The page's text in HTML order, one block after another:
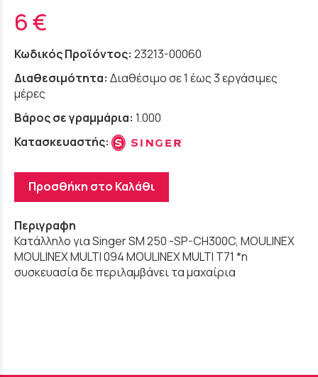
6 €
Κωδικός Προϊόντος: 23213-00060
Διαθεσιμότητα: Διαθέσιμο σε 1 έως 3 εργάσιμες
μέρες
Βάρος σε γραμμάρια: 1.000
Κατασκευαστής:
Προσθήκη στο Καλάθι
Περιγραφη
Κατάλληλο για Singer SM 250 -SP-CH300C, MOULINEX
MOULINEX MULTI 094 MOULINEX MULTI T71 *η
συσκευασία δε περιλαμβάνει τα μαχαίρια